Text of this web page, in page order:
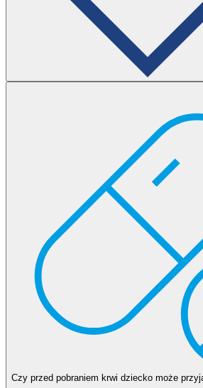
Jedną z najczęstszych przyczyn
odpowiedniego nawodnienia. Wówczas
zagęszczona, co bardzo utrudnia jej
odpowiednie nawodnienie Malucha już
podając do picia przede wszystkim wodę.
przynajmniej na pół godziny przed
zależności od wieku dziecka – nie więcej
Czy przed pobraniem krwi dziecko może